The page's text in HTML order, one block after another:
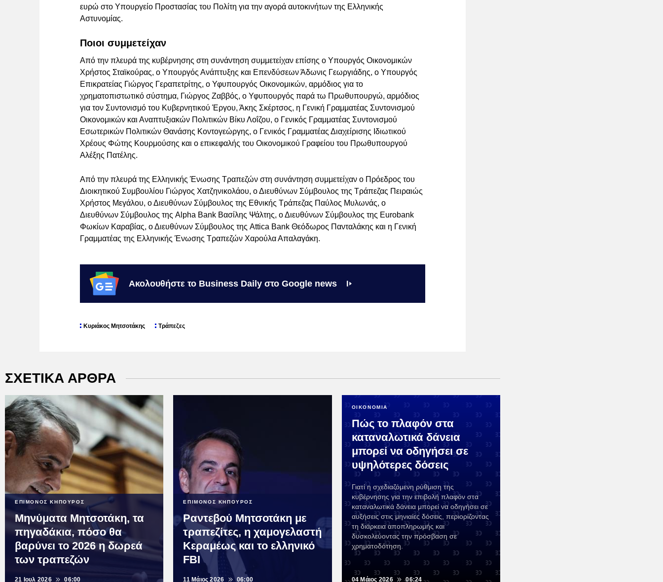
ευρώ στο Υπουργείο Προστασίας του Πολίτη για την αγορά αυτοκινήτων της Ελληνικής
Αστυνομίας.
Ποιοι συμμετείχαν
Aπό την πλευρά της κυβέρνησης στη συνάντηση συμμετείχαν επίσης ο Υπουργός Οικονομικών
Χρήστος Σταϊκούρας, ο Υπουργός Ανάπτυξης και Επενδύσεων Άδωνις Γεωργιάδης, ο Υπουργός
Επικρατείας Γιώργος Γεραπετρίτης, ο Υφυπουργός Οικονομικών, αρμόδιος για το
χρηματοπιστωτικό σύστημα, Γιώργος Ζαββός, ο Υφυπουργός παρά τω Πρωθυπουργώ, αρμόδιος
για τον Συντονισμό του Κυβερνητικού Έργου, Άκης Σκέρτσος, η Γενική Γραμματέας Συντονισμού
Οικονομικών και Αναπτυξιακών Πολιτικών Βίκυ Λοΐζου, ο Γενικός Γραμματέας Συντονισμού
Εσωτερικών Πολιτικών Θανάσης Κοντογεώργης, ο Γενικός Γραμματέας Διαχείρισης Ιδιωτικού
Χρέους Φώτης Κουρμούσης και ο επικεφαλής του Οικονομικού Γραφείου του Πρωθυπουργού
Αλέξης Πατέλης.
Από την πλευρά της Ελληνικής Ένωσης Τραπεζών στη συνάντηση συμμετείχαν ο Πρόεδρος του
Διοικητικού Συμβουλίου Γιώργος Χατζηνικολάου, ο Διευθύνων Σύμβουλος της Τράπεζας Πειραιώς
Χρήστος Μεγάλου, ο Διευθύνων Σύμβουλος της Εθνικής Τράπεζας Παύλος Μυλωνάς, ο
Διευθύνων Σύμβουλος της Alpha Bank Bασίλης Ψάλτης, ο Διευθύνων Σύμβουλος της Εurobank
Φωκίων Καραβίας, ο Διευθύνων Σύμβουλος της Attica Bank Θεόδωρος Πανταλάκης και η Γενική
Γραμματέας της Ελληνικής Ένωσης Τραπεζών Χαρούλα Απαλαγάκη.
Ακολουθήστε το Business Daily στο Google news
Κυριάκος Μητσοτάκης Τράπεζες
ΣΧΕΤΙΚΑ ΑΡΘΡΑ
ΕΠΙΜΟΝΟΣ ΚΗΠΟΥΡΟΣ
Μηνύματα Μητσοτάκη, τα
πηγαδάκια, πόσο θα
βαρύνει το 2026 η δωρεά
των τραπεζών
21 Ιουλ 2026 06:00
ΕΠΙΜΟΝΟΣ ΚΗΠΟΥΡΟΣ
Ραντεβού Μητσοτάκη με
τραπεζίτες, η χαμογελαστή
Κεραμέως και το ελληνικό
FBI
11 Μάιος 2026 06:00
ΟΙΚΟΝΟΜΙΑ
Πώς το πλαφόν στα
καταναλωτικά δάνεια
μπορεί να οδηγήσει σε
υψηλότερες δόσεις
Γιατί η σχεδιαζόμενη ρύθμιση της
κυβέρνησης για την επιβολή πλαφόν στα
καταναλωτικά δάνεια μπορεί να οδηγήσει σε
αυξήσεις στις μηνιαίες δόσεις, περιορίζοντας
τη διάρκεια αποπληρωμής και
δυσκολεύοντας την πρόσβαση σε
χρηματοδότηση.
04 Μάιος 2026 06:24